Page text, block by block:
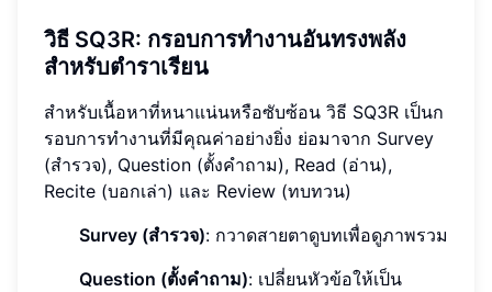
วิธี SQ3R: กรอบการทำงานอันทรงพลัง
สำหรับตำราเรียน
สำหรับเนื้อหาที่หนาแน่นหรือซับซ้อน วิธี SQ3R เป็นก
รอบการทำงานที่มีคุณค่าอย่างยิ่ง ย่อมาจาก Survey
(สำรวจ), Question (ตั้งคำถาม), Read (อ่าน),
Recite (บอกเล่า) และ Review (ทบทวน)
Survey (สำรวจ): กวาดสายตาดูบทเพื่อดูภาพรวม
Question (ตั้งคำถาม): เปลี่ยนหัวข้อให้เป็น